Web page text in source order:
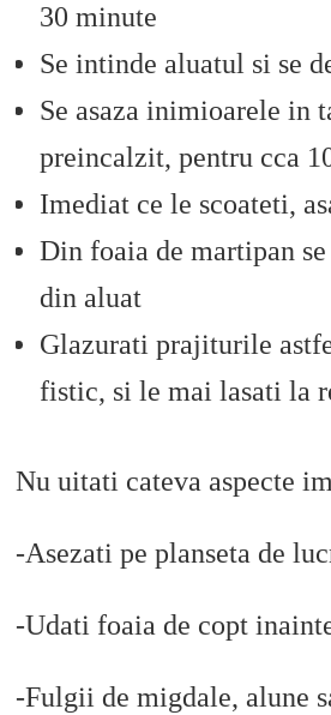
30 minute
Se intinde aluatul si se
Se asaza inimioarele in
preincalzit, pentru cca
Imediat ce le scoateti,
Din foaia de martipan
din aluat
Glazurati prajiturile
fistic, si le mai lasati la
Nu uitati cateva aspecte
-Asezati pe planseta de
-Udati foaia de copt
-Fulgii de migdale, alune